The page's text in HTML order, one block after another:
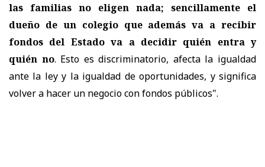
las familias no eligen nada; sencillamente el
dueño de un colegio que además va a recibir
fondos del Estado va a decidir quién entra y
quién no. Esto es discriminatorio, afecta la igualdad
ante la ley y la igualdad de oportunidades, y significa
volver a hacer un negocio con fondos públicos".